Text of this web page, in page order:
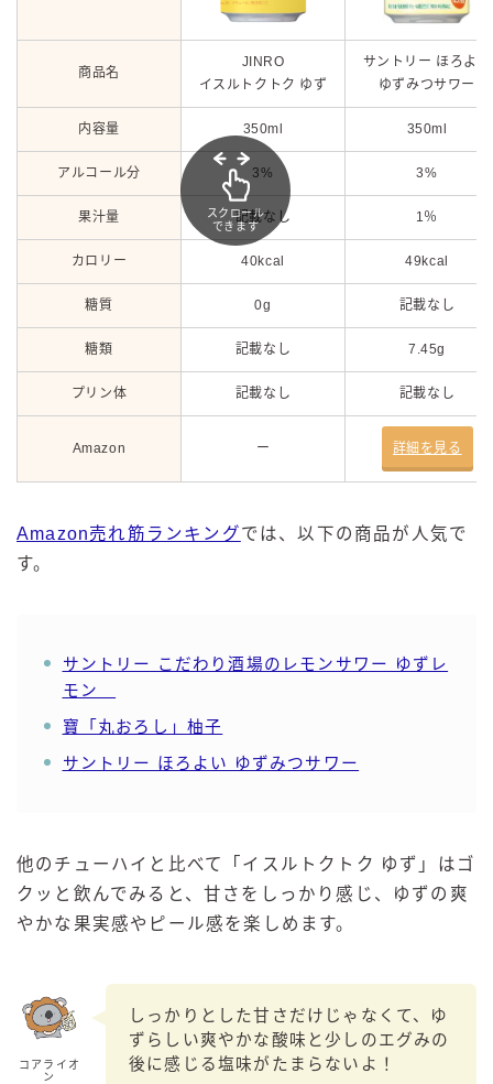
商品名
JINRO
イスルトクトク ゆず
サントリー ほろよい
ゆずみつサワー
内容量 350ml 350ml
アルコール分 3% 3%
果汁量 記載なし 1％
カロリー 40kcal 49kcal
糖質 0g 記載なし
糖類 記載なし 7.45g
プリン体 記載なし 記載なし
Amazon ー 詳細を見る
スクロール
できます
Amazon売れ筋ランキングでは、以下の商品が人気で
す。
サントリー こだわり酒場のレモンサワー ゆずレ
モン
寶「丸おろし」柚子
サントリー ほろよい ゆずみつサワー
他のチューハイと比べて「イスルトクトク ゆず」はゴ
クッと飲んでみると、甘さをしっかり感じ、ゆずの爽
やかな果実感やピール感を楽しめます。
コアライオ
ン
しっかりとした甘さだけじゃなくて、ゆ
ずらしい爽やかな酸味と少しのエグみの
後に感じる塩味がたまらないよ！